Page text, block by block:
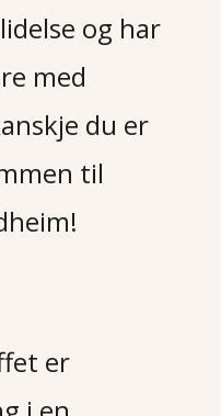
og har
med
du er
til
!
er